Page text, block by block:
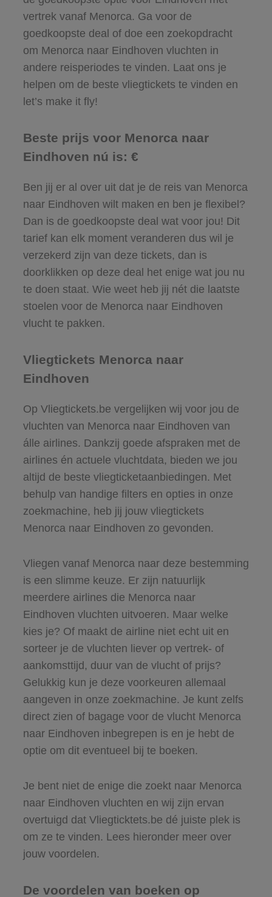
vertrek vanaf Menorca. Ga voor de
goedkoopste deal of doe een zoekopdracht
om Menorca naar Eindhoven vluchten in
andere reisperiodes te vinden. Laat ons je
helpen om de beste vliegtickets te vinden en
let’s make it fly!
Beste prijs voor Menorca naar
Eindhoven nú is: €
Ben jij er al over uit dat je de reis van Menorca
naar Eindhoven wilt maken en ben je flexibel?
Dan is de goedkoopste deal wat voor jou! Dit
tarief kan elk moment veranderen dus wil je
verzekerd zijn van deze tickets, dan is
doorklikken op deze deal het enige wat jou nu
te doen staat. Wie weet heb jij nét die laatste
stoelen voor de Menorca naar Eindhoven
vlucht te pakken.
Vliegtickets Menorca naar
Eindhoven
Op Vliegtickets.be vergelijken wij voor jou de
vluchten van Menorca naar Eindhoven van
álle airlines. Dankzij goede afspraken met de
airlines én actuele vluchtdata, bieden we jou
altijd de beste vliegticketaanbiedingen. Met
behulp van handige filters en opties in onze
zoekmachine, heb jij jouw vliegtickets
Menorca naar Eindhoven zo gevonden.
Vliegen vanaf Menorca naar deze bestemming
is een slimme keuze. Er zijn natuurlijk
meerdere airlines die Menorca naar
Eindhoven vluchten uitvoeren. Maar welke
kies je? Of maakt de airline niet echt uit en
sorteer je de vluchten liever op vertrek- of
aankomsttijd, duur van de vlucht of prijs?
Gelukkig kun je deze voorkeuren allemaal
aangeven in onze zoekmachine. Je kunt zelfs
direct zien of bagage voor de vlucht Menorca
naar Eindhoven inbegrepen is en je hebt de
optie om dit eventueel bij te boeken.
Je bent niet de enige die zoekt naar Menorca
naar Eindhoven vluchten en wij zijn ervan
overtuigd dat Vliegticktets.be dé juiste plek is
om ze te vinden. Lees hieronder meer over
jouw voordelen.
De voordelen van boeken op